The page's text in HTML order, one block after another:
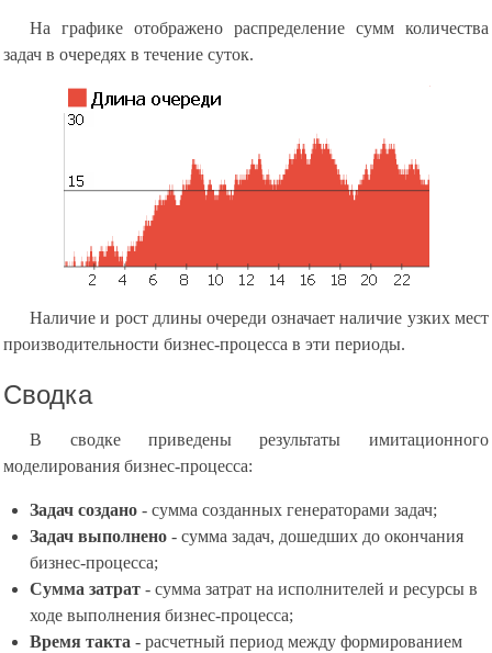
На графике отображено распределение сумм количества
задач в очередях в течение суток.
Наличие и рост длины очереди означает наличие узких мест
производительности бизнес-процесса в эти периоды.
Сводка
В сводке приведены результаты имитационного
моделирования бизнес-процесса:
Задач создано - сумма созданных генераторами задач;
Задач выполнено - сумма задач, дошедших до окончания
бизнес-процесса;
Сумма затрат - сумма затрат на исполнителей и ресурсы в
ходе выполнения бизнес-процесса;
Время такта - расчетный период между формированием